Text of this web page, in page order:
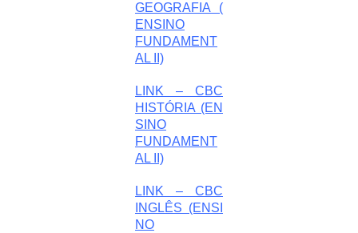
GEOGRAFIA (
ENSINO
FUNDAMENT
AL II)
LINK – CBC
HISTÓRIA (EN
SINO
FUNDAMENT
AL II)
LINK – CBC
INGLÊS (ENSI
NO